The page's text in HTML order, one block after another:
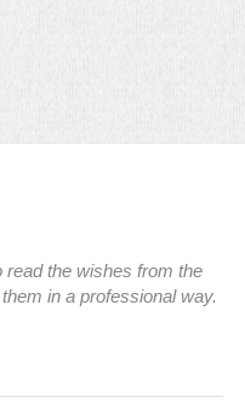
read the wishes from the
in a professional way.